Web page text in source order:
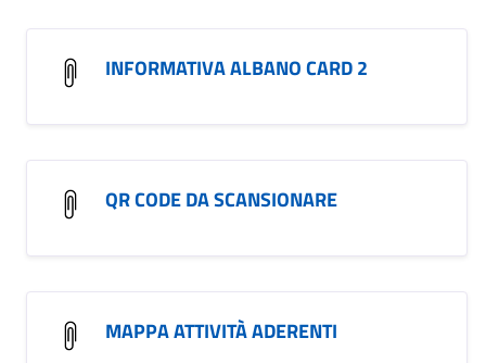
INFORMATIVA ALBANO CARD 2
QR CODE DA SCANSIONARE
MAPPA ATTIVITÀ ADERENTI